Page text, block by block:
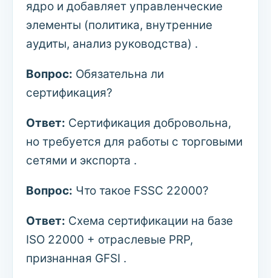
ядро и добавляет управленческие
элементы (политика, внутренние
аудиты, анализ руководства) .
Вопрос: Обязательна ли
сертификация?
Ответ: Сертификация добровольна,
но требуется для работы с торговыми
сетями и экспорта .
Вопрос: Что такое FSSC 22000?
Ответ: Схема сертификации на базе
ISO 22000 + отраслевые PRP,
признанная GFSI .